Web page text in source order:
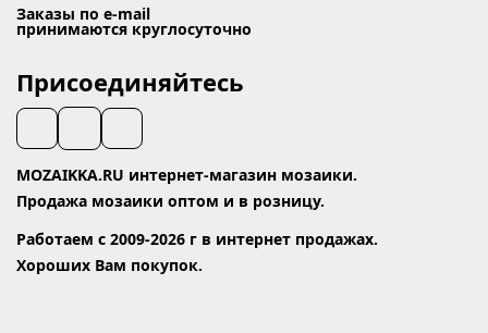
Заказы по e-mail
принимаются круглосуточно
Присоединяйтесь
MOZAIKKA.RU интернет-магазин мозаики.
Продажа мозаики оптом и в розницу.
Работаем с 2009-2026 г в интернет продажах.
Хороших Вам покупок.